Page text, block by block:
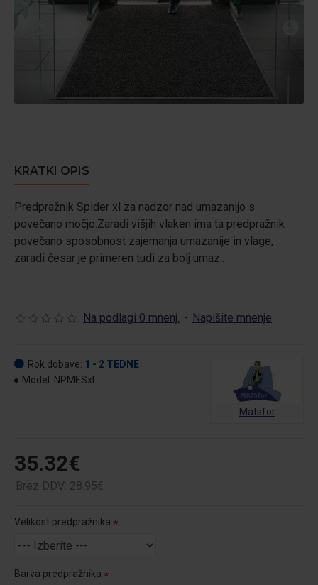
KRATKI OPIS
Predpražnik Spider xl za nadzor nad umazanijo s
povečano močjo.Zaradi višjih vlaken ima ta predpražnik
povečano sposobnost zajemanja umazanije in vlage,
zaradi česar je primeren tudi za bolj umaz..
Na podlagi 0 mnenj. - Napišite mnenje
35.32€
Brez DDV: 28.95€
Rok dobave: 1 - 2 TEDNE
Model: NPMESxl
Matsfor
Velikost predpražnika
Barva predpražnika